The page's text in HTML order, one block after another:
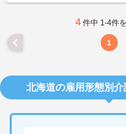
4 件中 1-4件
1
北海道の雇用形態別